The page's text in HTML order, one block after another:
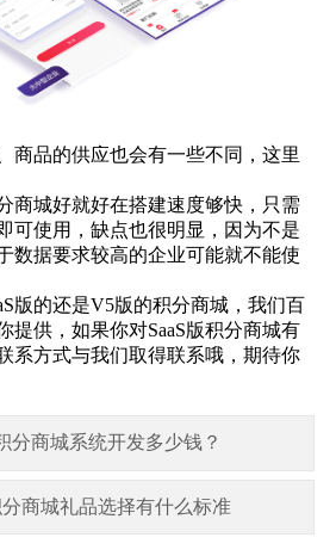
商品的供应也会有一些不同，这里
商城好就好在搭建速度够快，只需
可使用，缺点也很明显，因为不是
数据要求较高的企业可能就不能使
版的还是V5版的积分商城，我们百
提供，如果你对SaaS版积分商城有
系方式与我们取得联系哦，期待你
分商城系统开发多少钱？
商城礼品选择有什么标准